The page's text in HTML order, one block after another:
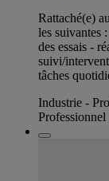
Rattaché(e)
les suivantes
des essais -
suivi/
tâches
Industrie -
Professionnel